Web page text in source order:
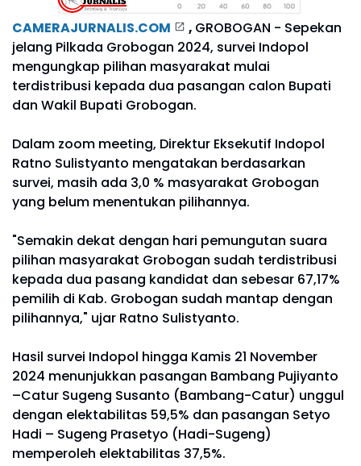
CAMERAJURNALIS.COM , GROBOGAN - Sepekan
jelang Pilkada Grobogan 2024, survei Indopol
mengungkap pilihan masyarakat mulai
terdistribusi kepada dua pasangan calon Bupati
dan Wakil Bupati Grobogan.
Dalam zoom meeting, Direktur Eksekutif Indopol
Ratno Sulistyanto mengatakan berdasarkan
survei, masih ada 3,0 % masyarakat Grobogan
yang belum menentukan pilihannya.
"Semakin dekat dengan hari pemungutan suara
pilihan masyarakat Grobogan sudah terdistribusi
kepada dua pasang kandidat dan sebesar 67,17%
pemilih di Kab. Grobogan sudah mantap dengan
pilihannya," ujar Ratno Sulistyanto.
Hasil survei Indopol hingga Kamis 21 November
2024 menunjukkan pasangan Bambang Pujiyanto
–Catur Sugeng Susanto (Bambang-Catur) unggul
dengan elektabilitas 59,5% dan pasangan Setyo
Hadi – Sugeng Prasetyo (Hadi-Sugeng)
memperoleh elektabilitas 37,5%.